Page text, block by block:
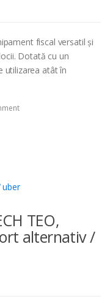
fiscal versatil și
Dotată cu un
utilizarea atât în
TEO,
alternativ /